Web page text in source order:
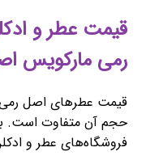
رمی مارکویس
قیمت عطرهای اصل
حجم آن متفاوت است.
فروشگاه‌های عطر و